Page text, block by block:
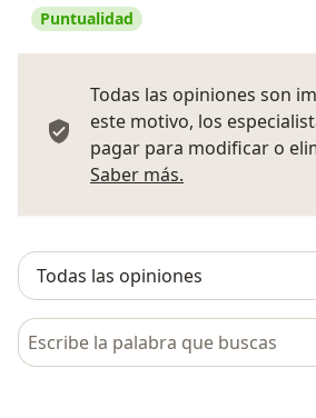
Puntualidad
Todas las opiniones son
este motivo, los
pagar para modificar o
Saber más.
Busca en opiniones